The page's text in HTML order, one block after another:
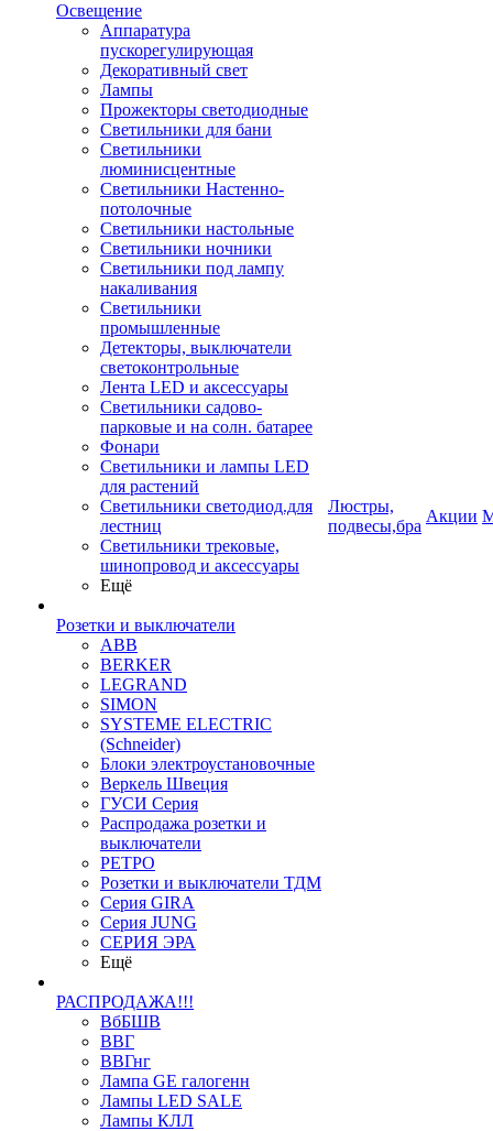
Освещение
Аппаратура
пускорегулирующая
Декоративный свет
Лампы
Прожекторы светодиодные
Светильники для бани
Светильники
люминисцентные
Светильники Настенно-
потолочные
Светильники настольные
Светильники ночники
Светильники под лампу
накаливания
Светильники
промышленные
Детекторы, выключатели
светоконтрольные
Лента LED и аксессуары
Светильники садово-
парковые и на солн. батарее
Фонари
Светильники и лампы LED
для растений
Светильники светодиод.для
лестниц
Светильники трековые,
шинопровод и аксессуары
Ещё
Розетки и выключатели
ABB
BERKER
LEGRAND
SIMON
SYSTEME ELECTRIC
(Schneider)
Блоки электроустановочные
Веркель Швеция
ГУСИ Серия
Распродажа розетки и
выключатели
РЕТРО
Розетки и выключатели ТДМ
Серия GIRA
Серия JUNG
СЕРИЯ ЭРА
Ещё
РАСПРОДАЖА!!!
ВбБШВ
ВВГ
ВВГнг
Лампа GE галогенн
Лампы LED SALE
Лампы КЛЛ
Люстры,
подвесы,бра
Акции